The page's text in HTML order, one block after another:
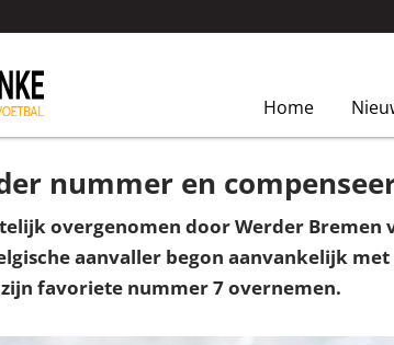
Home
nummer en
overgenomen door Werder Bremen
aanvaller begon aanvankelijk
favoriete nummer 7 overnemen.